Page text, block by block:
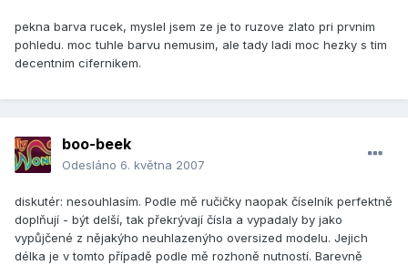
pekna barva rucek, myslel jsem ze je to ruzove zlato pri prvnim
pohledu. moc tuhle barvu nemusim, ale tady ladi moc hezky s tim
decentnim cifernikem.
boo-beek
Odesláno 6. května 2007
diskutér: nesouhlasím. Podle mě ručičky naopak číselník perfektně
doplňují - být delší, tak překrývají čísla a vypadaly by jako
vypůjčené z nějakýho neuhlazenýho oversized modelu. Jejich
délka je v tomto případě podle mě rozhoně nutností. Barevně